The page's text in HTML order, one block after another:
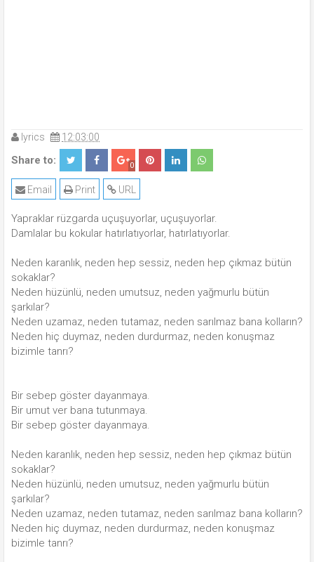
lyrics 12:03:00
Share to: 0
URL
Print
Email
Yapraklar rüzgarda uçuşuyorlar, uçuşuyorlar.
Damlalar bu kokular hatırlatıyorlar, hatırlatıyorlar.
Neden karanlık, neden hep sessiz, neden hep çıkmaz bütün
sokaklar?
Neden hüzünlü, neden umutsuz, neden yağmurlu bütün
şarkılar?
Neden uzamaz, neden tutamaz, neden sarılmaz bana kolların?
Neden hiç duymaz, neden durdurmaz, neden konuşmaz
bizimle tanrı?
Bir sebep göster dayanmaya.
Bir umut ver bana tutunmaya.
Bir sebep göster dayanmaya.
Neden karanlık, neden hep sessiz, neden hep çıkmaz bütün
sokaklar?
Neden hüzünlü, neden umutsuz, neden yağmurlu bütün
şarkılar?
Neden uzamaz, neden tutamaz, neden sarılmaz bana kolların?
Neden hiç duymaz, neden durdurmaz, neden konuşmaz
bizimle tanrı?